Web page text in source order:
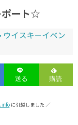
ート☆
イスキーイベン
に引越しました ／